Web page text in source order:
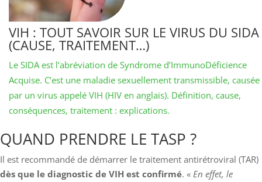
VIH : TOUT SAVOIR SUR LE VIRUS DU SIDA
(CAUSE, TRAITEMENT…)
Le SIDA est l’abréviation de Syndrome d’ImmunoDéficience
Acquise. C’est une maladie sexuellement transmissible, causée
par un virus appelé VIH (HIV en anglais). Définition, cause,
conséquences, traitement : explications.
QUAND PRENDRE LE TASP ?
Il est recommandé de démarrer le traitement antirétroviral (TAR)
dès que le diagnostic de VIH est confirmé. « En effet, le